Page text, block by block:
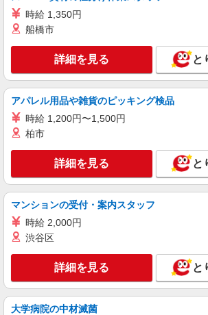
時給1295円〜時給1345
降 時給＋50円 ※日・祝日
東京都北区田端1-5-7
キープ 詳
パート
生活協同組合コープみらい コープ田端店
水産品の加工・品出し等
時給1395円〜時給1545
る ※加給含む 時給1395円〜 ※9時迄 時給＋
100円 ※16時（17時）以降
祝日 時給＋150円
キープ
生活協同組合コープみらい コープ田端店
水産品の加工・品出し等
時給1395円〜時給1445
時給 1,350円
船橋市
詳細を見る と
アパレル用品や雑貨のピッキング検品
時給 1,200円〜1,500円
柏市
詳細を見る と
マンションの受付・案内スタッフ
時給 2,000円
渋谷区
詳細を見る と
大学病院の中材滅菌